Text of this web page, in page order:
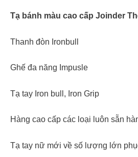
Tạ bánh màu cao cấp Joinder
Thanh đòn Ironbull
Ghế đa năng Impusle
Tạ tay Iron bull, Iron Grip
Hàng cao cấp các loại luôn sẵn
Tạ tay nữ mới về số lượng lớn